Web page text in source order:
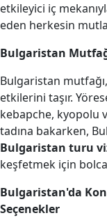
etkileyici iç
eden herkesin
Bulgaristan
Bulgaristan
etkilerini taşır.
kebapche, kyopolu
tadına bakarken,
Bulgaristan turu
keşfetmek için
Bulgaristan'da
Seçenekler